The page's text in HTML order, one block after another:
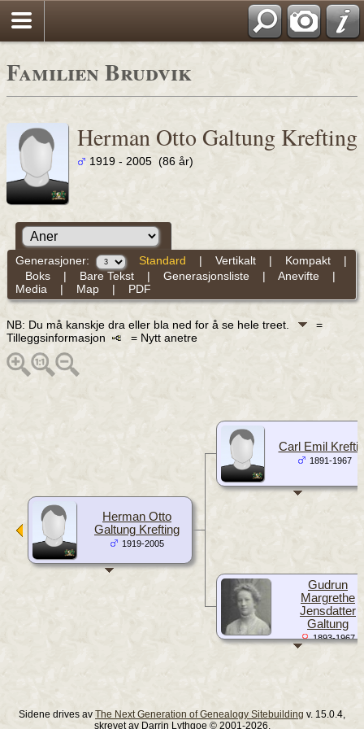
Familien Brudvik
Herman Otto Galtung Krefting
1919 - 2005 (86 år)
Generasjoner: Standard | Vertikalt| Kompakt|
Boks| Bare Tekst| Generasjonsliste| Anevifte|
Media | Map| PDF
NB: Du må kanskje dra eller bla ned for å se hele treet.
=
Tilleggsinformasjon
= Nytt anetre
Herman Otto
Galtung Krefting
1919-2005
Carl Emil
1891-1967
Gudrun
Margrethe
Jensdatter
Galtung
1893-1967
Sidene drives av The Next Generation of Genealogy Sitebuilding v. 15.0.4,
skrevet av Darrin Lythgoe © 2001-2026.